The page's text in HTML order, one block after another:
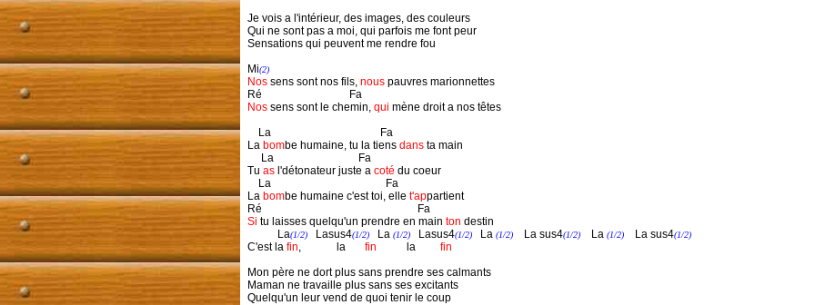
Je vois a l'intérieur, des images, des couleurs
Qui ne sont pas a moi, qui parfois me font peur
Sensations qui peuvent me rendre fou
Mi(2)
Nos sens sont nos fils, nous pauvres marionnettes
Ré Fa
Nos sens sont le chemin, qui mène droit a nos têtes
La Fa
La bombe humaine, tu la tiens dans ta main
La Fa
Tu as l'détonateur juste a coté du coeur
La Fa
La bombe humaine c'est toi, elle t'appartient
Ré Fa
Si tu laisses quelqu'un prendre en main ton destin
La(1/2) Lasus4(1/2) La (1/2) Lasus4(1/2) La (1/2) La sus4(1/2) La (1/2) La sus4(1/2)
C'est la fin, la fin la fin
Mon père ne dort plus sans prendre ses calmants
Maman ne travaille plus sans ses excitants
Quelqu'un leur vend de quoi tenir le coup